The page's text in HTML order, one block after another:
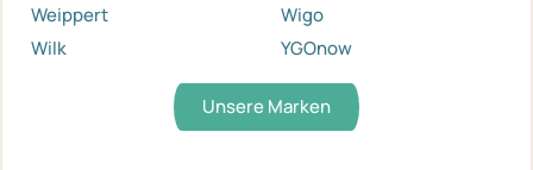
Weippert
Wigo
Wilk
YGOnow
Unsere Marken